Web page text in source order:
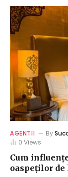
AGENTII By
0 Views
Cum
oaspeților de